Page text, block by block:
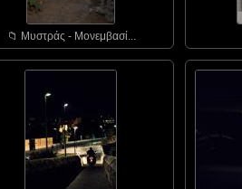
📁︎ Μυστράς - Μονεμβασί...